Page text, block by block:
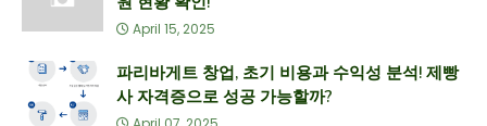
April 15, 2025
파리바게트 창업, 초기 비용과 수익성 분석! 제빵
사 자격증으로 성공 가능할까?